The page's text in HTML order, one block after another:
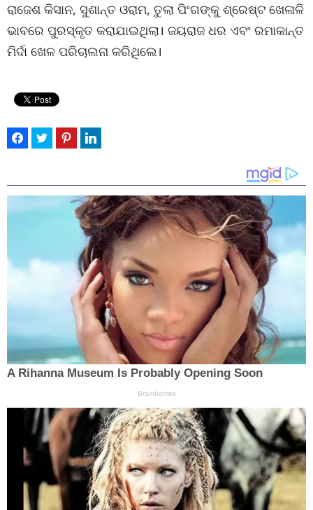
ରାଜେଶ କିସାନ, ସୁଶାନ୍ତ ଓରାମ, ତୁଲା ପିଂଗଙ୍କୁ ଶ୍ରେଷ୍ଟ ଖେଳାଳି
ଭାବରେ ପୁରସ୍କୃତ କରାଯାଇଥିଲା। ଜୟରାଜ ଧର ଏବଂ ରମାକାନ୍ତ
ମିର୍ଦା ଖେଳ ପରିଚାଲନା କରିଥିଲେ।